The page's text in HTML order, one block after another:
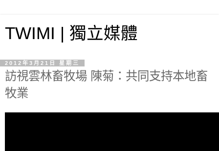
TWIMI | 獨立媒體
2012年3月21日 星期三
訪視雲林畜牧場 陳菊：共同支持本地畜
牧業